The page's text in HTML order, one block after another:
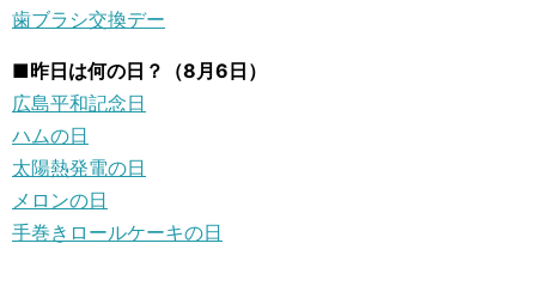
歯ブラシ交換デー
■昨日は何の日？（8月6日）
広島平和記念日
ハムの日
太陽熱発電の日
メロンの日
手巻きロールケーキの日